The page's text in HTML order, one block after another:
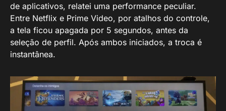
de aplicativos, relatei uma performance peculiar.
Entre Netflix e Prime Video, por atalhos do controle,
a tela ficou apagada por 5 segundos, antes da
seleção de perfil. Após ambos iniciados, a troca é
instantânea.